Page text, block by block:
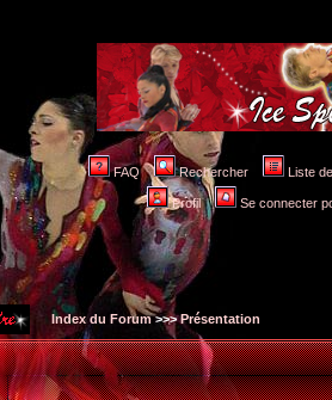
FAQ Rechercher Liste
Profil Se connecter
Index du Forum>>>Présentation